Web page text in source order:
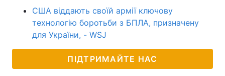
США віддають своїй армії ключову
технологію боротьби з БПЛА, призначену
для України, - WSJ
ПІДТРИМАЙТЕ НАС